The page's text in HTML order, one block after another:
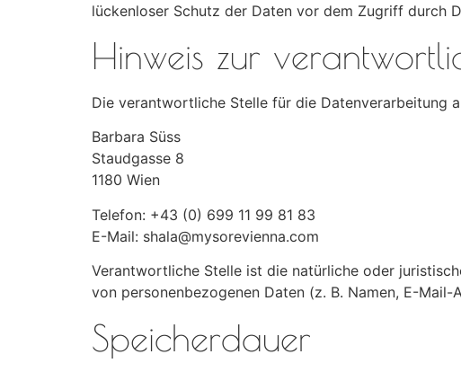
lückenloser Schutz der Daten vor dem Zugriff durch
Hinweis zur
Die verantwortliche Stelle für die Datenverarbeitung
Barbara Süss
Staudgasse 8
1180 Wien
Telefon: +43 (0) 699 11 99 81 83
E-Mail: shala@mysorevienna.com
Verantwortliche Stelle ist die natürliche oder
von personenbezogenen Daten (z. B. Namen, E-Mail-
Speicherdauer